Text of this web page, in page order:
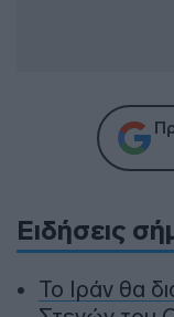
Ειδήσεις
To Ιράν θα